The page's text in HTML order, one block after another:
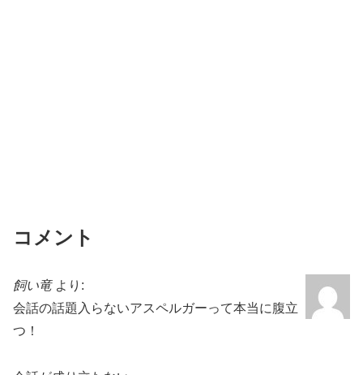
コメント
飼い竜 より:
会話の話題入らないアスペルガーって本当に腹立
つ！